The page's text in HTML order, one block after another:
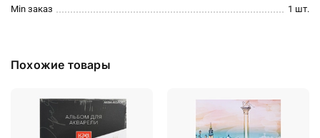
Min заказ
1 шт.
Похожие товары